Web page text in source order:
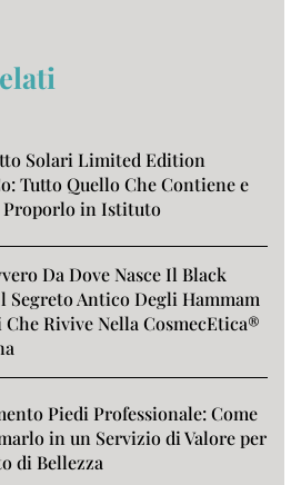
Solari Limited Edition
Tutto Quello Che Contiene e
Proporlo in Istituto
Da Dove Nasce Il Black
Segreto Antico Degli Hammam
Che Rivive Nella CosmecEtica®
Piedi Professionale: Come
in un Servizio di Valore per
di Bellezza